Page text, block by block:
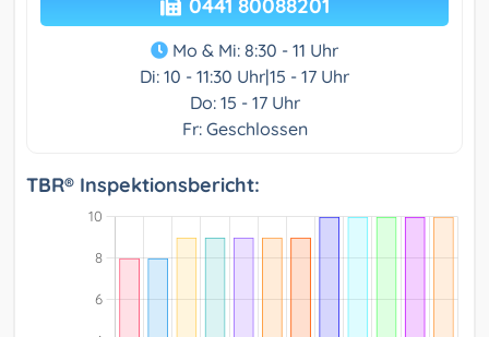
0441 80088201
Mo & Mi: 8:30 - 11 Uhr
Di: 10 - 11:30 Uhr|15 - 17 Uhr
Do: 15 - 17 Uhr
Fr: Geschlossen
TBR® Inspektionsbericht: